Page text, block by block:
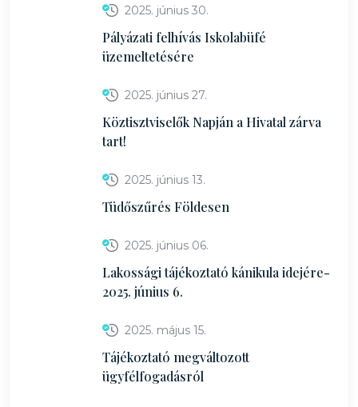
2025. június 30.
Pályázati felhívás Iskolabüfé
üzemeltetésére
2025. június 27.
Köztisztviselők Napján a Hivatal zárva
tart!
2025. június 13.
Tüdőszűrés Földesen
2025. június 06.
Lakossági tájékoztató kánikula idejére-
2025. június 6.
2025. május 15.
Tájékoztató megváltozott
ügyfélfogadásról